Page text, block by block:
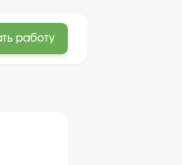
работу